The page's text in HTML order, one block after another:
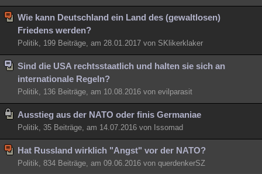
Wie kann Deutschland ein Land des (gewaltlosen)
Friedens werden?
Politik, 199 Beiträge, am 28.01.2017 von SKlikerklaker
Sind die USA rechtsstaatlich und halten sie sich an
internationale Regeln?
Politik, 136 Beiträge, am 10.08.2016 von evilparasit
Ausstieg aus der NATO oder finis Germaniae
Politik, 35 Beiträge, am 14.07.2016 von Issomad
Hat Russland wirklich "Angst" vor der NATO?
Politik, 834 Beiträge, am 09.06.2016 von querdenkerSZ